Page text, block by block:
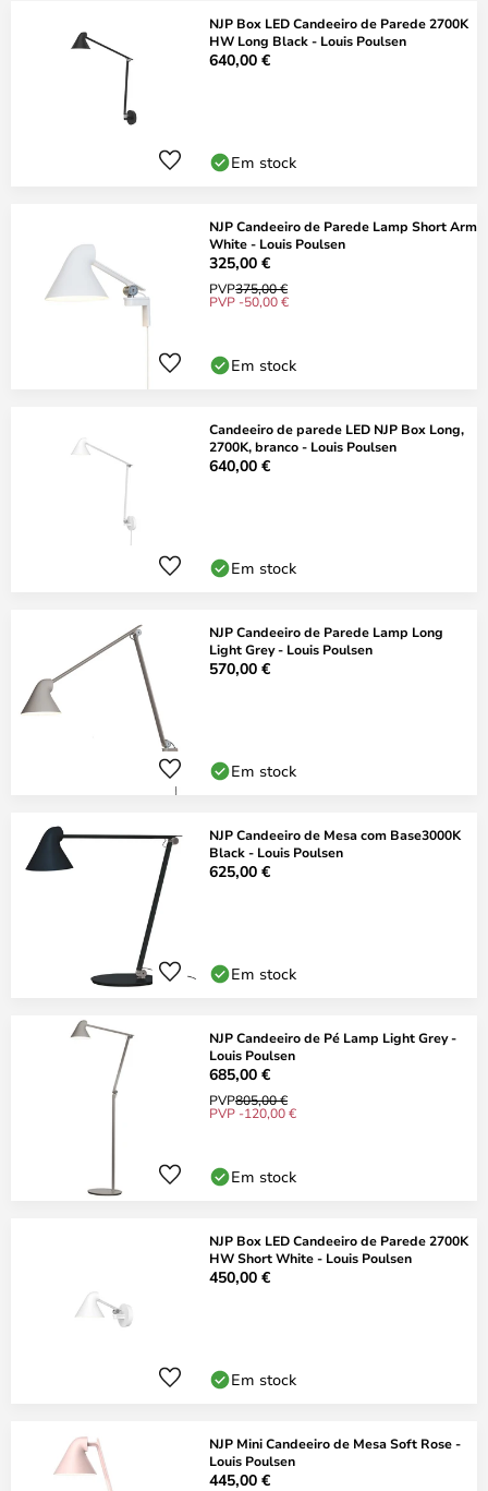
NJP Box LED Candeeiro de Parede 2700K
HW Long Black - Louis Poulsen
640,00 €
Em stock
NJP Candeeiro de Parede Lamp Short Arm
White - Louis Poulsen
325,00 €
PVP375,00 €
PVP -50,00 €
Em stock
Candeeiro de parede LED NJP Box Long,
2700K, branco - Louis Poulsen
640,00 €
Em stock
NJP Candeeiro de Parede Lamp Long
Light Grey - Louis Poulsen
570,00 €
Em stock
NJP Candeeiro de Mesa com Base3000K
Black - Louis Poulsen
625,00 €
Em stock
NJP Candeeiro de Pé Lamp Light Grey -
Louis Poulsen
685,00 €
PVP805,00 €
PVP -120,00 €
Em stock
NJP Box LED Candeeiro de Parede 2700K
HW Short White - Louis Poulsen
450,00 €
Em stock
NJP Mini Candeeiro de Mesa Soft Rose -
Louis Poulsen
445,00 €